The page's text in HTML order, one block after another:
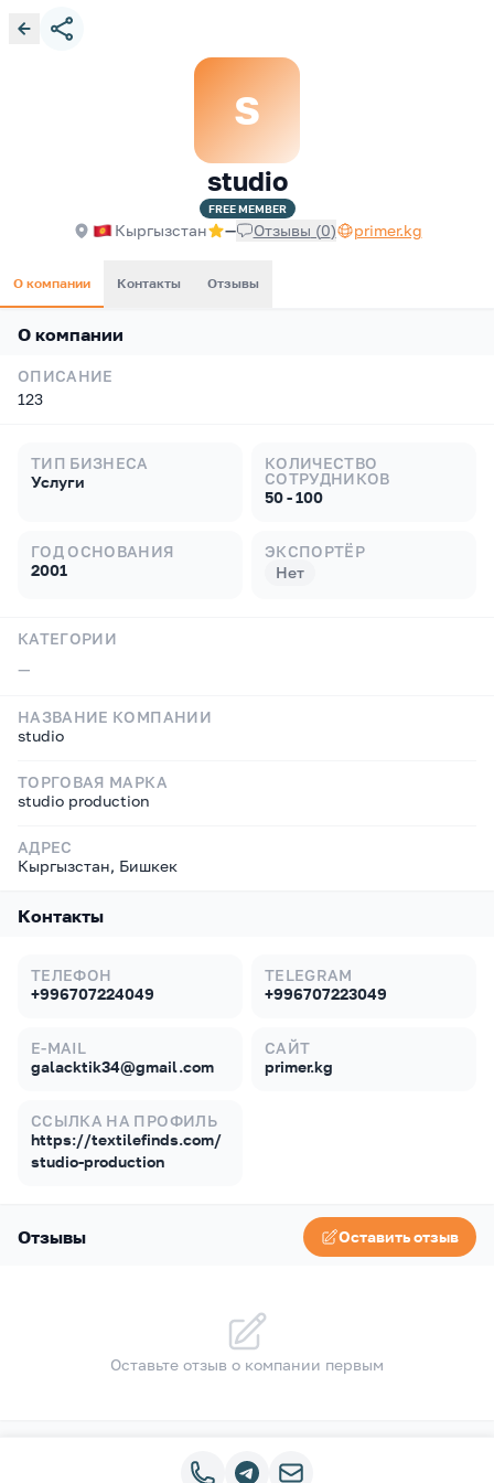
S
studio
FREEMEMBER
Кыргызстан — Отзывы (0) primer.kg
О компании Контакты Отзывы
О компании
ОПИСАНИЕ
123
ТИП БИЗНЕСА
Услуги
КОЛИЧЕСТВО
СОТРУДНИКОВ
50 - 100
ГОД ОСНОВАНИЯ
2001
ЭКСПОРТЁР
Нет
КАТЕГОРИИ
—
НАЗВАНИЕ КОМПАНИИ
studio
ТОРГОВАЯ МАРКА
studio production
АДРЕС
Кыргызстан, Бишкек
Контакты
ТЕЛЕФОН
+996707224049
TELEGRAM
+996707223049
E-MAIL
galacktik34@gmail.com
САЙТ
primer.kg
ССЫЛКА НА ПРОФИЛЬ
https://textilefinds.com/
studio-production
Отзывы Оставить отзыв
Оставьте отзыв о компании первым